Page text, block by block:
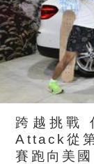
跨越挑戰
Attack從
賽跑向美國